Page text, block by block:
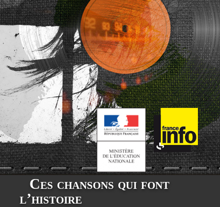
Ces chansons qui font
l’histoire